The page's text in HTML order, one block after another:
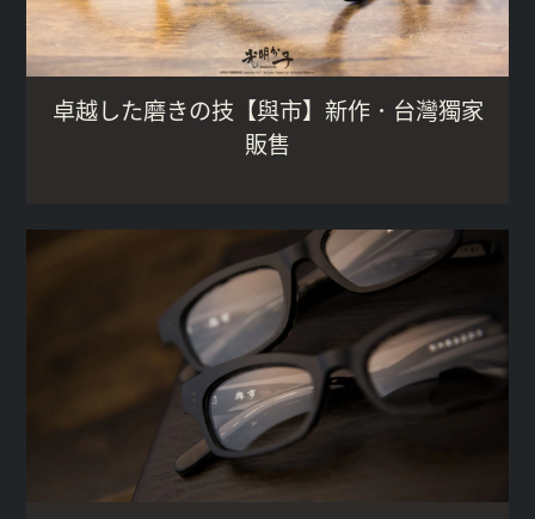
卓越した磨きの技【與市】新作．台灣獨家
販售